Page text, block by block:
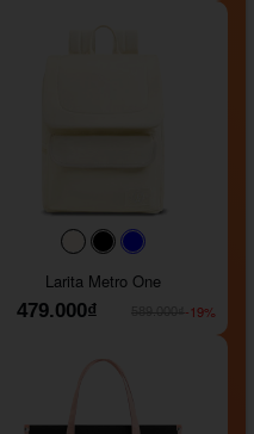
#faf0e6#000000
Larita Metro One
479.000₫
-19%